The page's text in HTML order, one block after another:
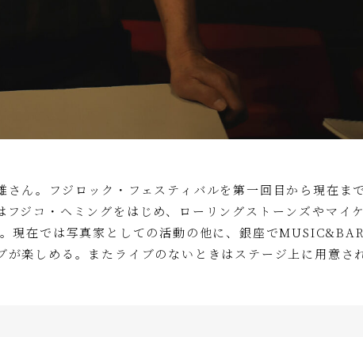
ん。フジロック・フェスティバルを第一回目から現在ま
ジコ・ヘミングをはじめ、ローリングストーンズやマイ
現在では写真家としての活動の他に、銀座で
楽しめる。またライブのないときはステージ上に用意さ